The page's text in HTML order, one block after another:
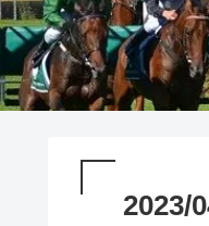
2023/